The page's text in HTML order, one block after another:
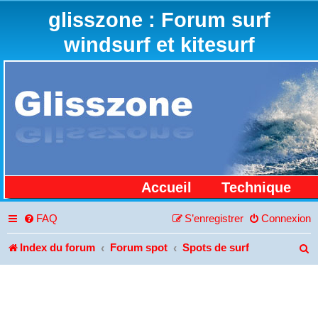
glisszone : Forum surf
windsurf et kitesurf
Accueil Technique
FAQ Connexion
S’enregistrer
Index du forum Forum spot Spots de surf